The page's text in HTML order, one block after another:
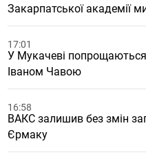
Закарпатської академії
17:01
У Мукачеві
Іваном Чавою
16:58
ВАКС залишив без змін
Єрмаку